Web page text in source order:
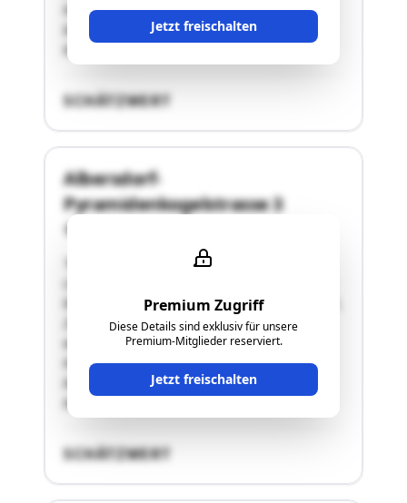
Jetzt freischalten
Katasterausmaß der gesamten Liegenschaft
beträgt 36.688 m2. Der bewertete Gegenstand
besteht …"
SCHÄTZWERT
Premium Zugriff
Diese Details sind exklusiv für unsere
Premium-Mitglieder reserviert.
Jetzt freischalten
Albersdorf-
Pyramidenkogelstrasse 3
"Anteil 1/2, B-LNr.1 Die gegenständliche
Liegenschaft Albersdorf-Pyramidenkoglstraße 3
besteht aus den Grundstücken .19, 270/1, 272/1,
294, 299, 300/1, 301/2 und 303/2. Bewertet
wurde das Grundstück betreffend B-LNr. 1. Das
Katasterausmaß der gesamten Liegenschaft
beträgt 36.688 m2. Der bewertete Gegenstand
besteht …"
SCHÄTZWERT